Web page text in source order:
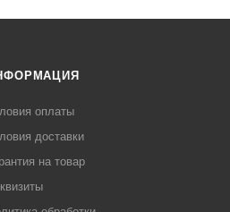
оплаты
доставки
на товар